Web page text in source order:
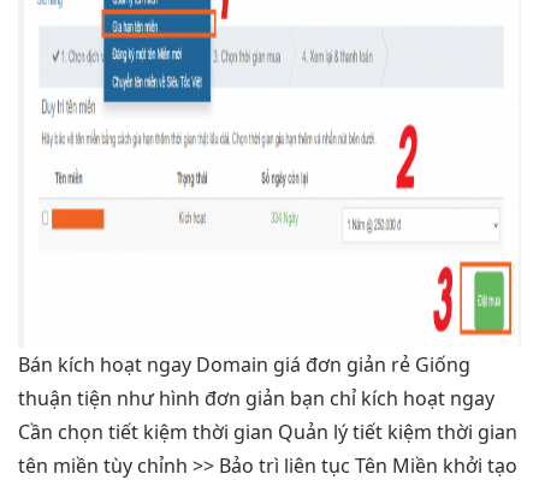
Bán kích hoạt ngay Domain giá đơn giản rẻ Giống
thuận tiện như hình đơn giản bạn chỉ kích hoạt ngay
Cần chọn tiết kiệm thời gian Quản lýtiết kiệm thời gian
tên miền tùy chỉnh >> Bảo trì liên tục Tên Miền khởi tạo